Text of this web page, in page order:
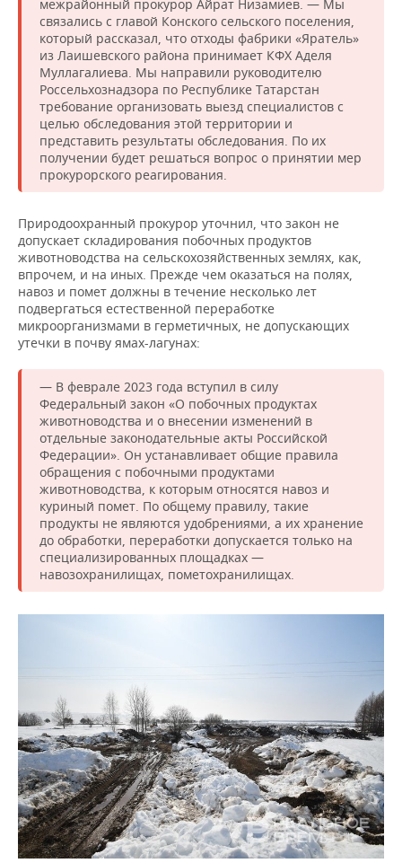
межрайонный прокурор Айрат Низамиев. — Мы
связались с главой Конского сельского поселения,
который рассказал, что отходы фабрики «Яратель»
из Лаишевского района принимает КФХ Аделя
Муллагалиева. Мы направили руководителю
Россельхознадзора по Республике Татарстан
требование организовать выезд специалистов с
целью обследования этой территории и
представить результаты обследования. По их
получении будет решаться вопрос о принятии мер
прокурорского реагирования.
Природоохранный прокурор уточнил, что закон не
допускает складирования побочных продуктов
животноводства на сельскохозяйственных землях, как,
впрочем, и на иных. Прежде чем оказаться на полях,
навоз и помет должны в течение несколько лет
подвергаться естественной переработке
микроорганизмами в герметичных, не допускающих
утечки в почву ямах-лагунах:
— В феврале 2023 года вступил в силу
Федеральный закон «О побочных продуктах
животноводства и о внесении изменений в
отдельные законодательные акты Российской
Федерации». Он устанавливает общие правила
обращения с побочными продуктами
животноводства, к которым относятся навоз и
куриный помет. По общему правилу, такие
продукты не являются удобрениями, а их хранение
до обработки, переработки допускается только на
специализированных площадках —
навозохранилищах, пометохранилищах.